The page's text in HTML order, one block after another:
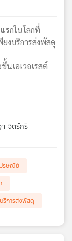
รกในโลกที่
ยงบริการส่งพัสดุ
นเอเวอเรสต์
า จิตร์กรี
รษณีย์
บริการส่งพัสดุ